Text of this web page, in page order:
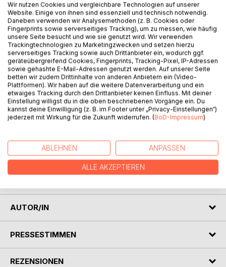
IN DEN WARENKORB
Auf die Merkliste
Titel bewerten
BESCHREIBUNG
Das Hobbes-Bild bei Paul Ricoeur - ein problematischer
AUTOR/IN
PRESSESTIMMEN
REZENSIONEN
Wir nutzen Cookies und vergleichbare Technologien auf unserer
Website. Einige von ihnen sind essenziell und technisch notwendig.
Daneben verwenden wir Analysemethoden (z. B. Cookies oder
Fingerprints sowie serverseitiges Tracking), um zu messen, wie häufig
unsere Seite besucht und wie sie genutzt wird. Wir verwenden
Trackingtechnologien zu Marketingzwecken und setzen hierzu
serverseitiges Tracking sowie auch Drittanbieter ein, wodurch ggf.
geräteübergreifend Cookies, Fingerprints, Tracking-Pixel, IP-Adressen
sowie gehashte E-Mail-Adressen genutzt werden. Auf unserer Seite
betten wir zudem Drittinhalte von anderen Anbietern ein (Video-
Plattformen). Wir haben auf die weitere Datenverarbeitung und ein
etwaiges Tracking durch den Drittanbieter keinen Einfluss. Mit deiner
Einstellung willigst du in die oben beschriebenen Vorgänge ein. Du
kannst deine Einwilligung (z. B. im Footer unter „Privacy-Einstellungen“)
jederzeit mit Wirkung für die Zukunft widerrufen. (BoD-Impressum)
ABLEHNEN ANPASSEN
ALLE AKZEPTIEREN